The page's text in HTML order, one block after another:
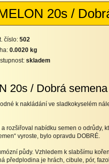
20s /
číslo: 502
0.0020 kg
skladem
20s / Dobrá semena
k nakládání ve sladkokyselém
rozšiřoval nabídku semen o odrůdy,
vyroste, bylo opravdu DOBRÉ.
půdy. Vzhledem k slabšímu
předplodina je hrách, cibule, pór,